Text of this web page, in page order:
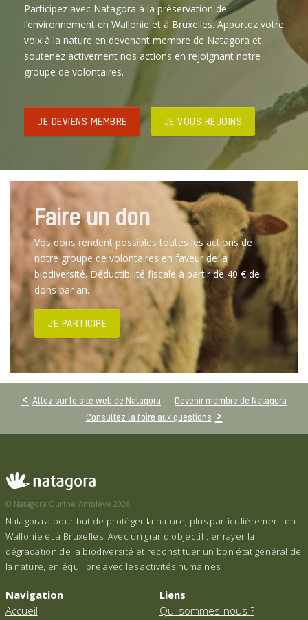
Participez avec Natagora à la préservation de
l’environnement en Wallonie et à Bruxelles. Apportez votre
voix à la nature en devenant membre de Natagora et
soutenez activement nos actions en rejoignant notre
groupe de volontaires.
JE DEVIENS MEMBRE JE VOUS REJOINS
Faire un don
Vos dons rendent possibles toutes les actions de
notre groupe de volontaires en faveur de la
biodiversité. Déductibilité fiscale à partir de 40 € de
dons par an.
JE PARTICIPE
Allez sur le site web de Natagora
Devenir membre de Natagora
Consultez la foire aux questions
© Natagora Ourthe-Amblève 2026
Natagora a pour but de protéger la nature, plus particulièrement en
Wallonie et à Bruxelles. Avec un grand objectif : enrayer la
dégradation de la biodiversité et reconstituer un bon état général de
la nature, en équilibre avec les activités humaines.
Navigation
Accueil
Liens
Qui sommes-nous ?